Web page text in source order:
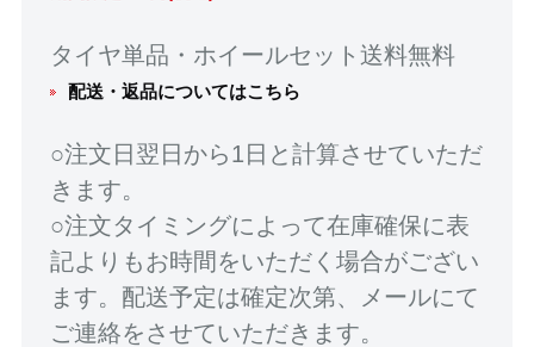
タイヤ単品・ホイールセット送料無料
配送・返品についてはこちら
○注文日翌日から1日と計算させていただ
きます。
○注文タイミングによって在庫確保に表
記よりもお時間をいただく場合がござい
ます。配送予定は確定次第、メールにて
ご連絡をさせていただきます。